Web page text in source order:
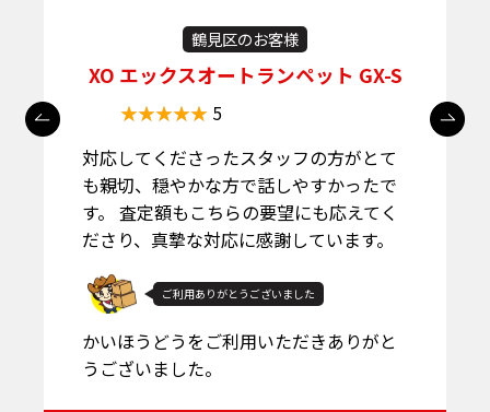
鶴見区のお客様
XO エックスオートランペット GX-S
5
対応してくださったスタッフの方がとて
も親切、穏やかな方で話しやすかったで
す。 査定額もこちらの要望にも応えてく
ださり、真摯な対応に感謝しています。
ご利用ありがとうございました
かいほうどうをご利用いただきありがと
うございました。